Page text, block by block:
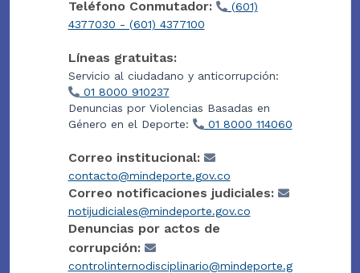
Teléfono Conmutador:
(601)
4377030 - (601) 4377100
Líneas gratuitas:
Servicio al ciudadano y anticorrupción:
01 8000 910237
Denuncias por Violencias Basadas en
Género en el Deporte:
01 8000 114060
Correo institucional:
contacto@mindeporte.gov.co
Correo notificaciones judiciales:
notijudiciales@mindeporte.gov.co
Denuncias por actos de
corrupción:
controlinternodisciplinario@mindeporte.g